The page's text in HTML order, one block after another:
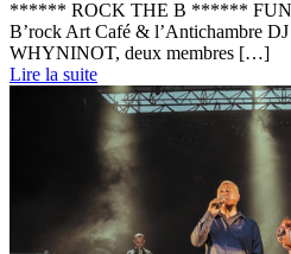
****** ROCK THE B ******
B’rock Art Café & l’Antichambre
WHYNINOT, deux membres […]
Lire la suite